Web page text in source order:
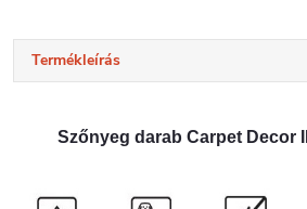
Termékleírás
Szőnyeg darab Carpet Decor